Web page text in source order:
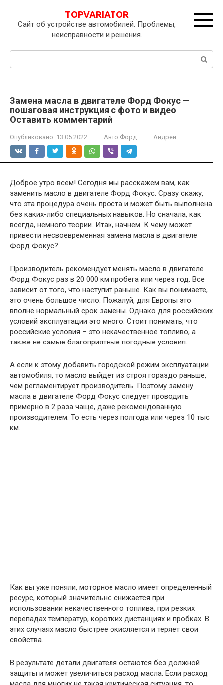
контенту
TOPVARIATOR
Сайт об устройстве автомобилей. Проблемы,
неисправности и решения.
Поиск:
Замена масла в двигателе Форд Фокус —
пошаговая инструкция с фото и видео
Оставить комментарий
Опубликовано: 13.05.2022 Авто Форд Андрей
Доброе утро всем! Сегодня мы расскажем вам, как
заменить масло в двигателе Форд Фокус. Сразу скажу,
что эта процедура очень проста и может быть выполнена
без каких-либо специальных навыков. Но сначала, как
всегда, немного теории. Итак, начнем. К чему может
привести несвоевременная замена масла в двигателе
Форд Фокус?
Производитель рекомендует менять масло в двигателе
Форд Фокус раз в 20 000 км пробега или через год. Все
зависит от того, что наступит раньше. Как вы понимаете,
это очень большое число. Пожалуй, для Европы это
вполне нормальный срок замены. Однако для российских
условий эксплуатации это много. Стоит понимать, что
российские условия – это некачественное топливо, а
также не самые благоприятные погодные условия.
А если к этому добавить городской режим эксплуатации
автомобиля, то масло выйдет из строя гораздо раньше,
чем регламентирует производитель. Поэтому замену
масла в двигателе Форд Фокус следует проводить
примерно в 2 раза чаще, даже рекомендованную
производителем. То есть через полгода или через 10 тыс
км.
Как вы уже поняли, моторное масло имеет определенный
ресурс, который значительно снижается при
использовании некачественного топлива, при резких
перепадах температур, коротких дистанциях и пробках. В
этих случаях масло быстрее окисляется и теряет свои
свойства.
В результате детали двигателя остаются без должной
защиты и может увеличиться расход масла. Если расход